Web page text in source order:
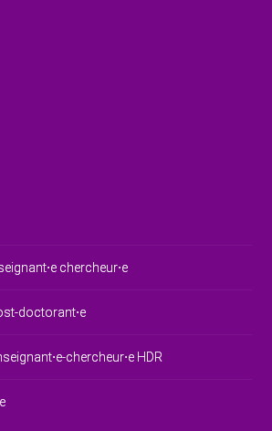
chercheur⋅e
doctorant⋅e
chercheur⋅e HDR